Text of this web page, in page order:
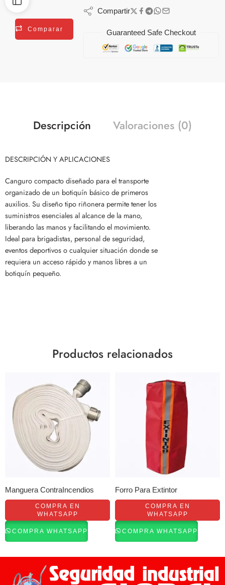
Comparar
Compartir
Guaranteed Safe Checkout
Descripción Valoraciones (0)
DESCRIPCIÓN Y APLICACIONES
Canguro compacto diseñado para el transporte
organizado de un botiquín básico de primeros
auxilios. Su diseño tipo riñonera permite tener los
suministros esenciales al alcance de la mano,
liberando las manos y facilitando el movimiento.
Ideal para brigadistas, personal de seguridad,
eventos deportivos o cualquier situación donde se
requiera un acceso rápido y manos libres a un
botiquín pequeño.
Productos relacionados
Manguera ContraIncendios
COMPRA EN
WHATSAPP
COMPRA WHATSAPP
Forro Para Extintor
COMPRA EN
WHATSAPP
COMPRA WHATSAPP